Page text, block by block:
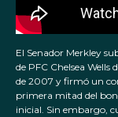
El Senador Merkley
de PFC Chelsea
de 2007 y firmó un
primera mitad del
inicial. Sin embargo,